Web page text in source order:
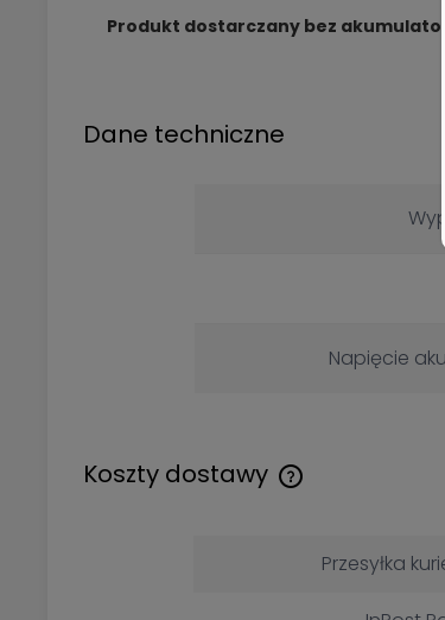
Produkt dostarczany bez
Dane techniczne
Napięcie
Koszty dostawy
kosztów płatności
Przesyłka